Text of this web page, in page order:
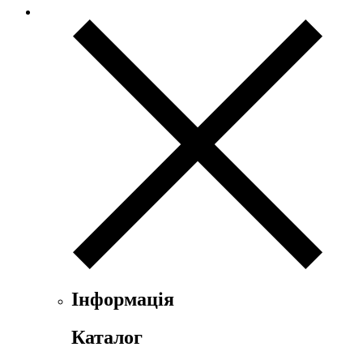
Інформація
Каталог